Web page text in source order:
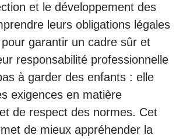
et le développement des
leurs obligations légales
garantir un cadre sûr et
responsabilité professionnelle
à garder des enfants : elle
exigences en matière
de respect des normes. Cet
de mieux appréhender la